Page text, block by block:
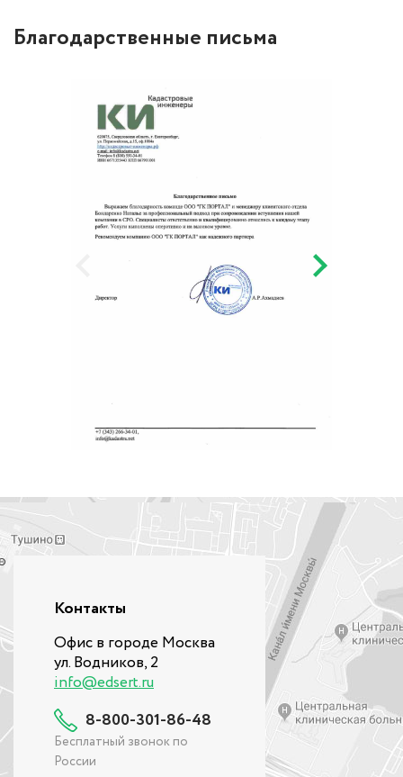
Благодарственные письма
Контакты
Офис в городе Москва
ул. Водников, 2
info@edsert.ru
8-800-301-86-48
Бесплатный звонок по
России